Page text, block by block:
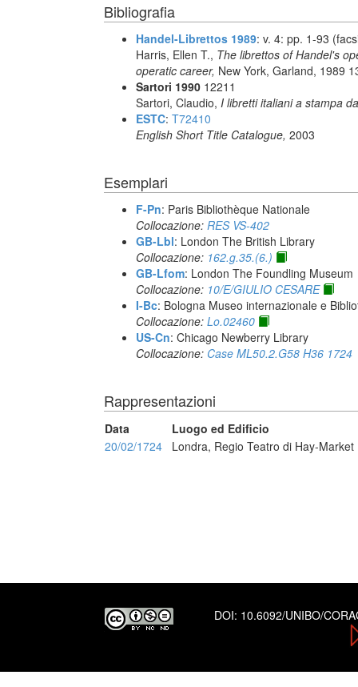
Bibliografia
Handel-Librettos 1989: v. 4: pp. 1-93
Harris, Ellen T., The librettos of Handel's
operatic career, New York, Garland, 1989
Sartori 1990 12211
Sartori, Claudio, I libretti italiani a stampa
ESTC: T72410
English Short Title Catalogue, 2003
Esemplari
F-Pn: Paris Bibliothèque Nationale
Collocazione: RES VS-402
GB-Lbl: London The British Library
Collocazione: 162.g.35.(6.)
GB-Lfom: London The Foundling Museum
Collocazione: 10/E/GIULIO CESARE
I-Bc: Bologna Museo internazionale e
Collocazione: Lo.02460
US-Cn: Chicago Newberry Library
Collocazione: Case ML50.2.G58 H36 1724
Rappresentazioni
Data
Luogo ed Edificio
20/02/1724
Londra, Regio Teatro di Hay-Market
DOI: 10.6092/UNIBO/